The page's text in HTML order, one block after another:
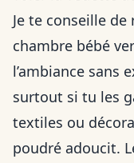
Je te conseille
chambre bébé
l’ambiance sans
surtout si tu les
textiles ou
poudré adoucit.